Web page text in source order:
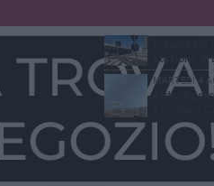
VENERDÌ 31
stazione di
MARTEDÌ 4
Auto di